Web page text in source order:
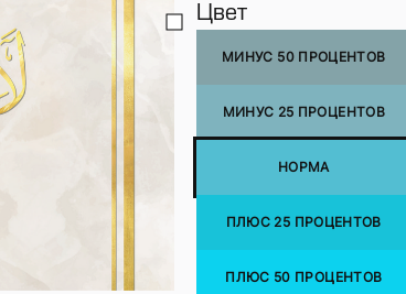
Цвет
МИНУС 50 ПРОЦЕНТОВ
МИНУС 25 ПРОЦЕНТОВ
НОРМА
ПЛЮС 25 ПРОЦЕНТОВ
ПЛЮС 50 ПРОЦЕНТОВ